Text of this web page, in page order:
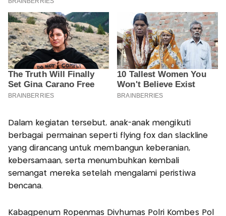
Dalam kegiatan tersebut, anak-anak mengikuti
berbagai permainan seperti flying fox dan slackline
yang dirancang untuk membangun keberanian,
kebersamaan, serta menumbuhkan kembali
semangat mereka setelah mengalami peristiwa
bencana.
Kabagpenum Ropenmas Divhumas Polri Kombes Pol